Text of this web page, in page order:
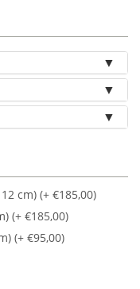
cm) (+ €185,00)
(+ €185,00)
(+ €95,00)